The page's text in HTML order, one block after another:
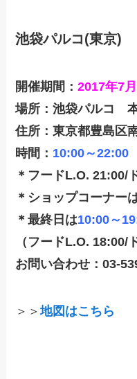
池袋パルコ(東京)
開催期間：2017年7
場所：池袋パルコ
住所：東京都豊島区
時間： 10:00～22:00
＊フードL.O. 21:00/
＊ショップコーナー
＊最終日は10:00～
（フードL.O. 18:00/
お問い合わせ：03-
＞＞地図はこちら